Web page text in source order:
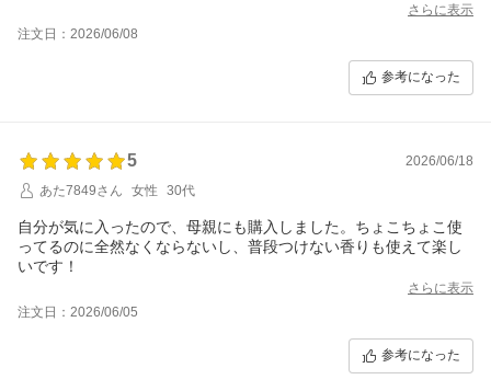
さらに表示
注文日：2026/06/08
参考になった
5
2026/06/18
あた7849さん
女性 30代
自分が気に入ったので、母親にも購入しました。ちょこちょこ使
ってるのに全然なくならないし、普段つけない香りも使えて楽し
いです！
さらに表示
注文日：2026/06/05
参考になった